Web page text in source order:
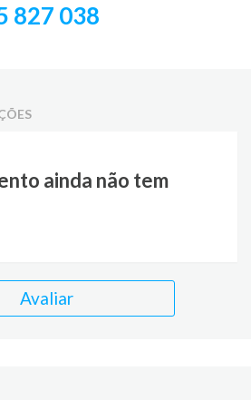
827 038
ainda não tem
Avaliar